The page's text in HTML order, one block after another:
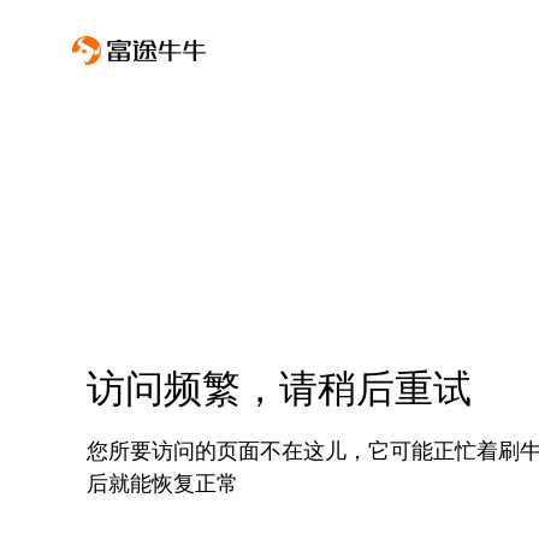
访问频繁，请稍后重试
您所要访问的页面不在这儿，它可能正忙着刷
后就能恢复正常